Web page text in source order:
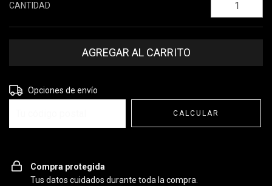
CANTIDAD
Entregas para el CP:
Opciones de envío
CALCULAR
Compra protegida
Tus datos cuidados durante toda la compra.